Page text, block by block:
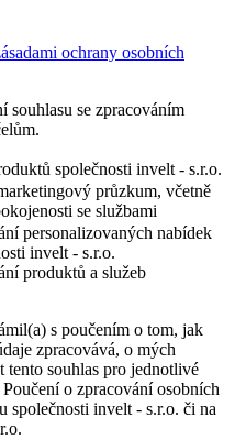
ochrany osobních
souhlasu se zpracováním
společnosti invelt - s.r.o.
průzkum, včetně
se službami
personalizovaných nabídek
invelt - s.r.o.
produktů a služeb
s poučením o tom, jak
zpracovává, o mých
souhlas pro jednotlivé
o zpracování osobních
společnosti invelt - s.r.o. či na